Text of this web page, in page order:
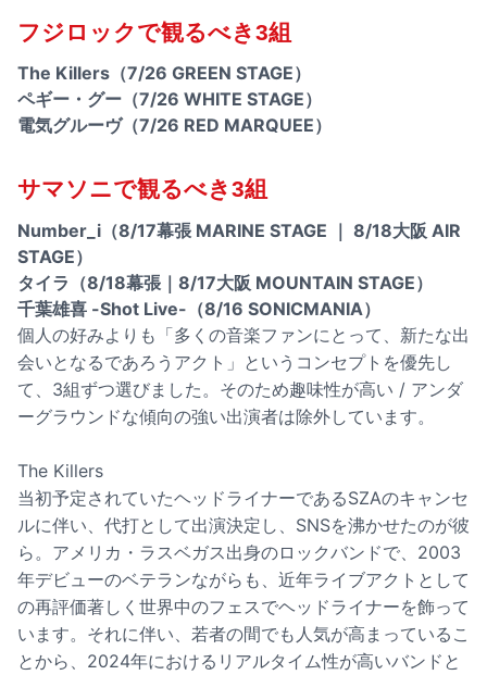
フジロックで観るべき3組
The Killers（7/26 GREEN STAGE）
ペギー・グー（7/26 WHITE STAGE）
電気グルーヴ（7/26 RED MARQUEE）
サマソニで観るべき3組
Number_i（8/17幕張 MARINE STAGE ｜ 8/18大阪 AIR
STAGE）
タイラ（8/18幕張｜8/17大阪 MOUNTAIN STAGE）
千葉雄喜 -Shot Live-（8/16 SONICMANIA）
個人の好みよりも「多くの音楽ファンにとって、新たな出
会いとなるであろうアクト」というコンセプトを優先し
て、3組ずつ選びました。そのため趣味性が高い / アンダ
ーグラウンドな傾向の強い出演者は除外しています。
The Killers
当初予定されていたヘッドライナーであるSZAのキャンセ
ルに伴い、代打として出演決定し、SNSを沸かせたのが彼
ら。アメリカ・ラスベガス出身のロックバンドで、2003
年デビューのベテランながらも、近年ライブアクトとして
の再評価著しく世界中のフェスでヘッドライナーを飾って
います。それに伴い、若者の間でも人気が高まっているこ
とから、2024年におけるリアルタイム性が高いバンドと